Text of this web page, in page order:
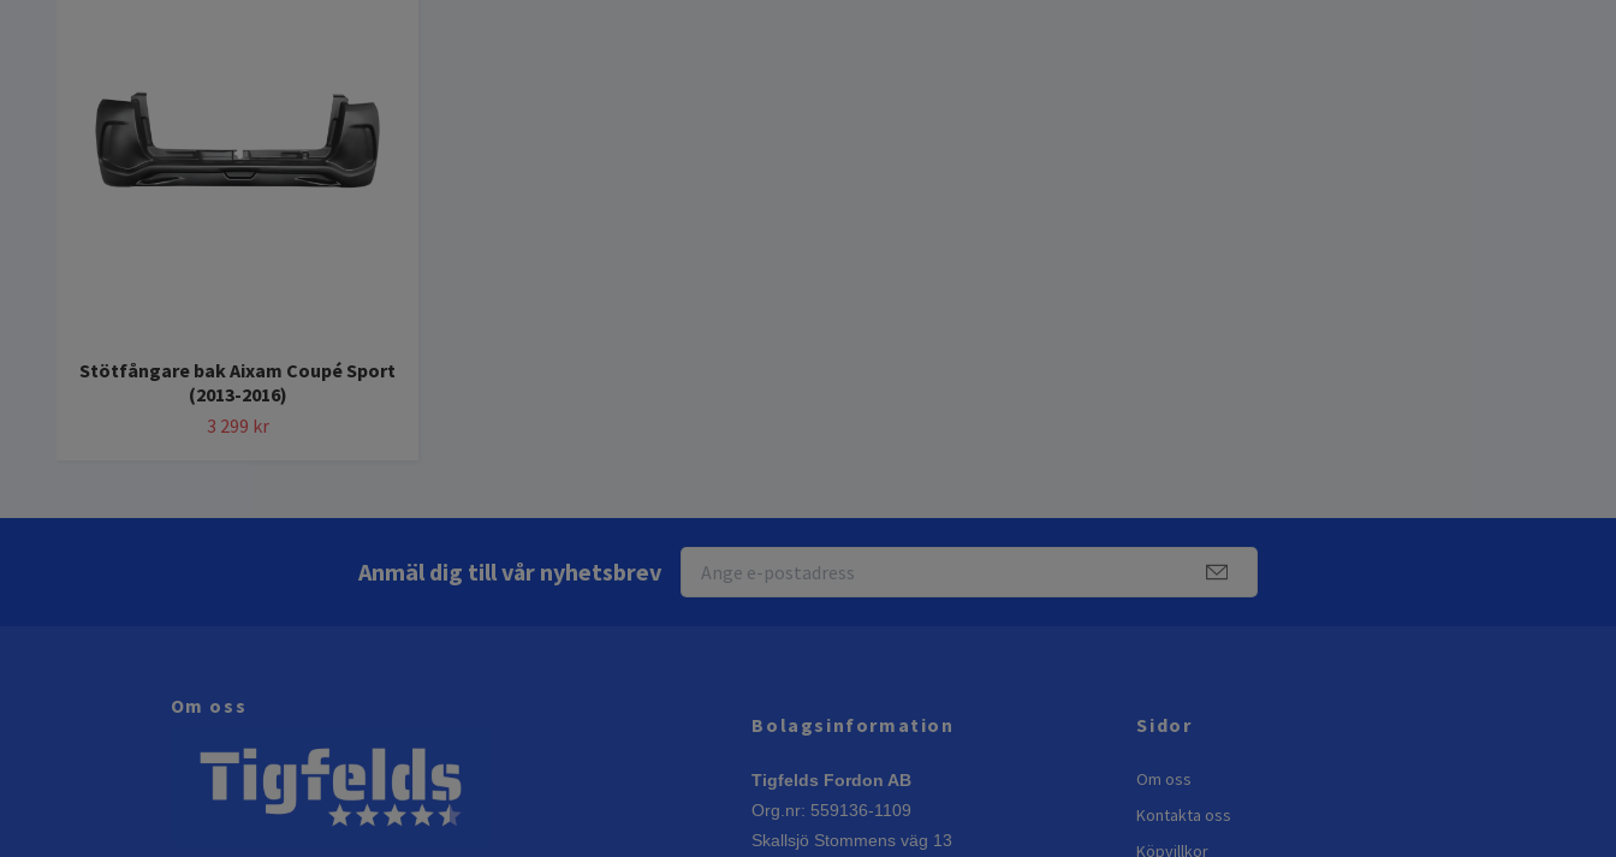
Stötfångare bak Aixam Coupé Sport
(2013-2016)
3 299 kr
Anmäl dig till vår nyhetsbrev
Om oss
Bolagsinformation
Tigfelds Fordon AB
Org.nr: 559136-1109
Skallsjö Stommens väg 13
Sidor
Om oss
Kontakta oss
Köpvillkor